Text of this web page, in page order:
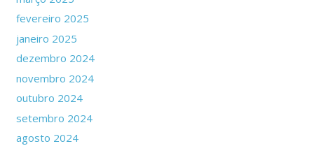
fevereiro 2025
janeiro 2025
dezembro 2024
novembro 2024
outubro 2024
setembro 2024
agosto 2024